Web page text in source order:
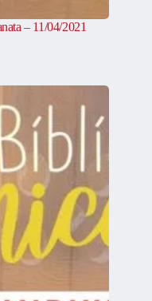
– 11/04/2021